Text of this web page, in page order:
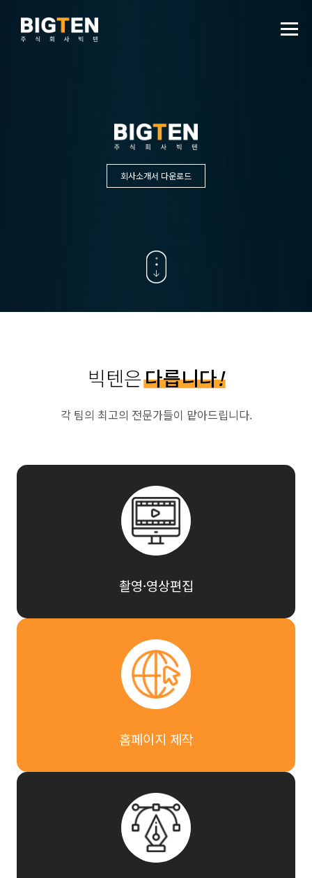
회사소개서 다운로드
빅텐은다릅니다!
각 팀의 최고의 전문가들이 맡아드립니다.
촬영·영상편집
홈페이지 제작